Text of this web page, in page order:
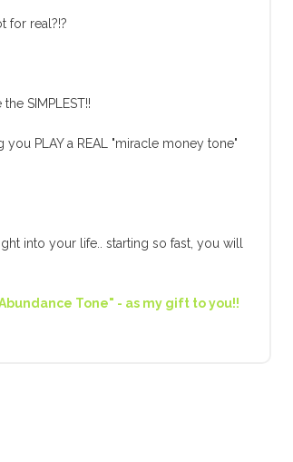
for real?!?
SIMPLEST!!
PLAY a REAL "miracle money tone"
into your life.. starting so fast, you will
Tone" - as my gift to you!!